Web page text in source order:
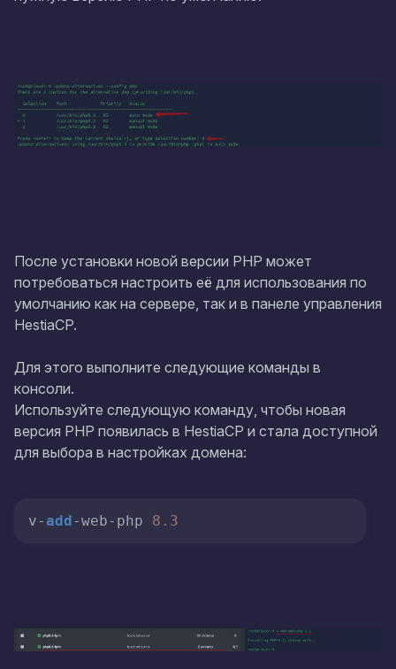
После установки новой версии PHP может
потребоваться настроить её для использования по
умолчанию как на сервере, так и в панеле управления
HestiaCP.
Для этого выполните следующие команды в
консоли.
Используйте следующую команду, чтобы новая
версия PHP появилась в HestiaCP и стала доступной
для выбора в настройках домена:
v- add-web-php 8.3